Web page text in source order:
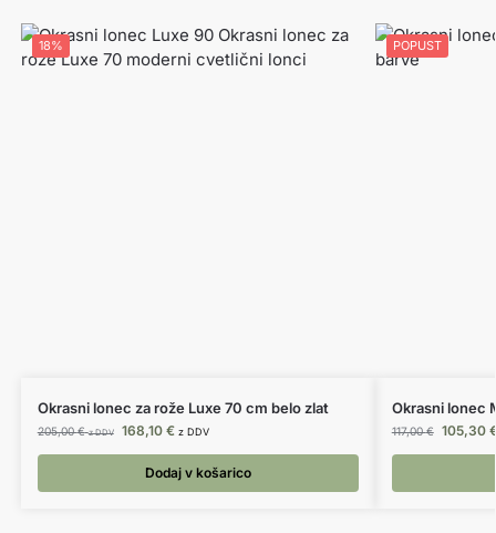
18%
Okrasni lonec za rože Luxe 70 cm belo zlat
205,00€ z DDV 168,10 € z DDV
Dodaj v košarico
POPUST
Okrasni lonec
117,00€ 105,30